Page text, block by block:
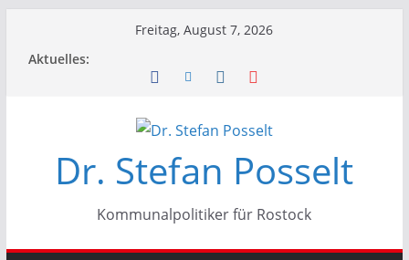
Freitag, August 7, 2026
Aktuelles:
Dr. Stefan Posselt
Kommunalpolitiker für Rostock